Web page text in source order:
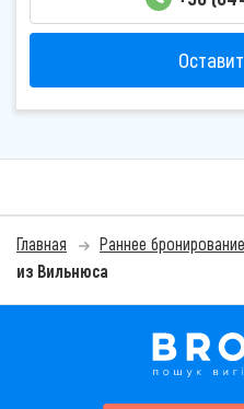
Главная Раннее
из Вильнюса